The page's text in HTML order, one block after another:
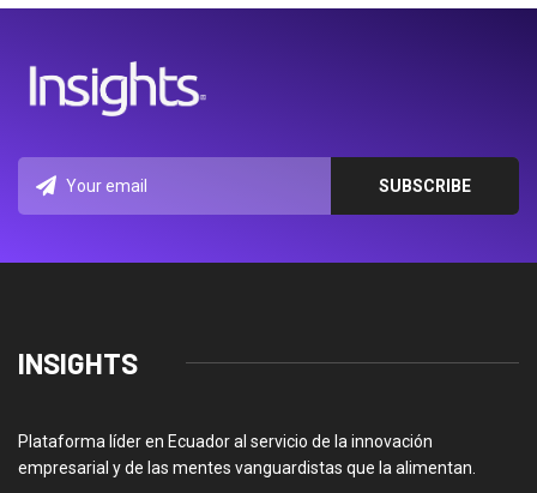
INSIGHTS
Plataforma líder en Ecuador al servicio de la innovación
empresarial y de las mentes vanguardistas que la alimentan.